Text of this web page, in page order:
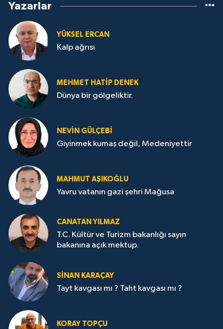
Yazarlar
YÜKSEL ERCAN
Kalp ağrısı
MEHMET HATİP DENEK
Dünya bir gölgeliktir.
NEVİN GÜLÇEBİ
Giyinmek kumaş değil, Medeniyettir
MAHMUT AŞIKOĞLU
Yavru vatanın gazi şehri Mağusa
CANATAN YILMAZ
T.C. Kültür ve Turizm bakanlığı sayın
bakanına açık mektup.
SİNAN KARAÇAY
Tayt kavgası mı ? Taht kavgası mı ?
KORAY TOPÇU